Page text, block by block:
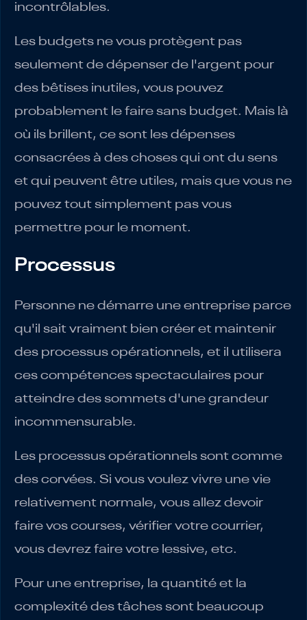
incontrôlables.
Les budgets ne vous protègent pas
seulement de dépenser de l'argent pour
des bêtises inutiles, vous pouvez
probablement le faire sans budget. Mais là
où ils brillent, ce sont les dépenses
consacrées à des choses qui ont du sens
et qui peuvent être utiles, mais que vous ne
pouvez tout simplement pas vous
permettre pour le moment.
Processus
Personne ne démarre une entreprise parce
qu'il sait vraiment bien créer et maintenir
des processus opérationnels, et il utilisera
ces compétences spectaculaires pour
atteindre des sommets d'une grandeur
incommensurable.
Les processus opérationnels sont comme
des corvées. Si vous voulez vivre une vie
relativement normale, vous allez devoir
faire vos courses, vérifier votre courrier,
vous devrez faire votre lessive, etc.
Pour une entreprise, la quantité et la
complexité des tâches sont beaucoup